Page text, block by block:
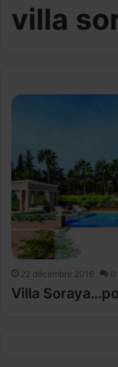
villa
22 décembre 2016 0
Villa